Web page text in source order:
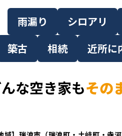
雨漏り シロアリ
築古
相続 近所に
な空き家もその